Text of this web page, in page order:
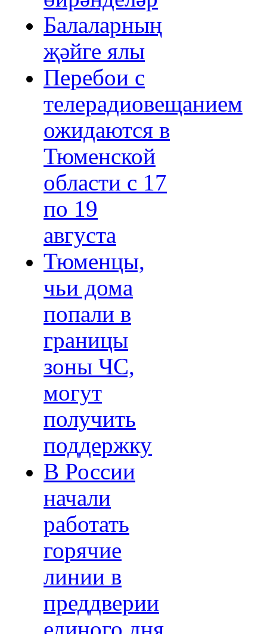
Балаларның
җәйге ялы
Перебои с
телерадиовещанием
ожидаются в
Тюменской
области с 17
по 19
августа
Тюменцы,
чьи дома
попали в
границы
зоны ЧС,
могут
получить
поддержку
В России
начали
работать
горячие
линии в
преддверии